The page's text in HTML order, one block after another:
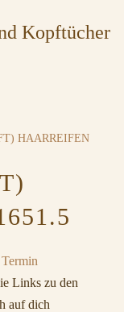
HAARREIFEN
Termin
Links zu den
auf dich